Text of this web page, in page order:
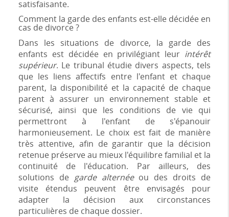
satisfaisante.
Comment la garde des enfants est-elle décidée en
cas de divorce ?
Dans les situations de divorce, la garde des
enfants est décidée en privilégiant leur intérêt
supérieur. Le tribunal étudie divers aspects, tels
que les liens affectifs entre l'enfant et chaque
parent, la disponibilité et la capacité de chaque
parent à assurer un environnement stable et
sécurisé, ainsi que les conditions de vie qui
permettront à l'enfant de s'épanouir
harmonieusement. Le choix est fait de manière
très attentive, afin de garantir que la décision
retenue préserve au mieux l'équilibre familial et la
continuité de l'éducation. Par ailleurs, des
solutions de garde alternéeou des droits de
visite étendus peuvent être envisagés pour
adapter la décision aux circonstances
particulières de chaque dossier.